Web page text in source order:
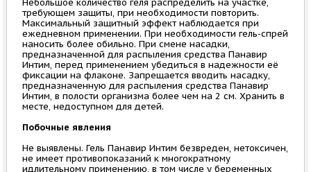
требующем защиты, при необходимости повторить.
Максимальный защитный эффект наблюдается при
ежедневном применении. При необходимости гель-спрей
наносить более обильно. При смене насадки,
предназначенной для распыления средства Панавир
Интим, перед применением убедиться в надежности её
фиксации на флаконе. Запрещается вводить насадку,
предназначенную для распыления средства Панавир
Интим, в полости организма более чем на 2 см. Хранить в
месте, недоступном для детей.
Побочные явления
Не выявлены. Гель Панавир Интим безвреден, нетоксичен,
не имеет противопоказаний к многократному
идлительному применению, в том числе у беременных